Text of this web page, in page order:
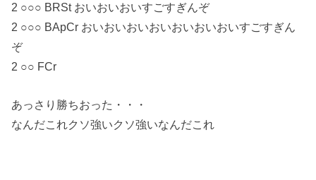
2 ○○○ BRSt おいおいおいすごすぎんぞ
2 ○○○ BApCr おいおいおいおいおいおいおいすごすぎん
ぞ
2 ○○ FCr
あっさり勝ちおった・・・
なんだこれクソ強いクソ強いなんだこれ